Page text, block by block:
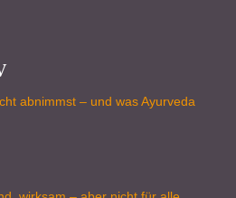
abnimmst – und was Ayurveda